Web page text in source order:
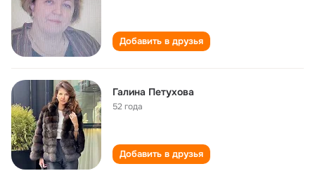
Добавить в друзья
Галина Петухова
52 года
Добавить в друзья